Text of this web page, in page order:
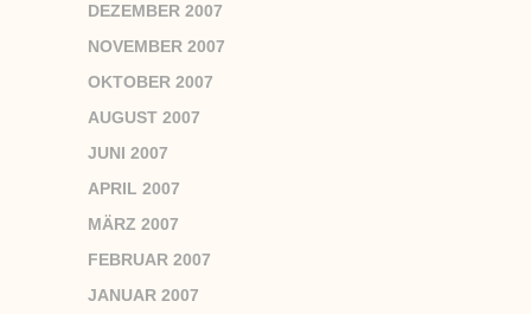
DEZEMBER 2007
NOVEMBER 2007
OKTOBER 2007
AUGUST 2007
JUNI 2007
APRIL 2007
MÄRZ 2007
FEBRUAR 2007
JANUAR 2007